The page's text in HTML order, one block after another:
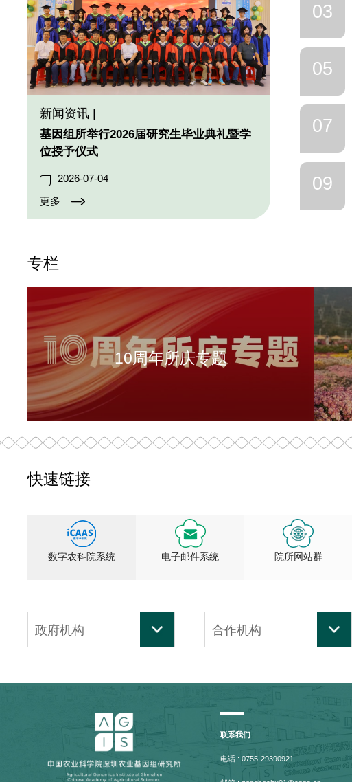
新闻资讯 |
基因组所举行2026届研究生毕业典礼暨学
位授予仪式
2026-07-04
更多
03
05
07
09
专栏
10周年所庆专题
快速链接
数字农科院系统 电子邮件系统 院所网站群
政府机构 合作机构
联系我们
电话 : 0755-29390921